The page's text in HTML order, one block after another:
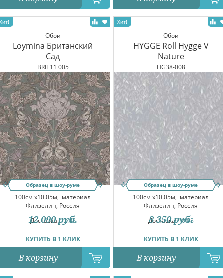
Обои
Loymina Британский
Сад
BRIT11 005
Образец в шоу-руме
100см x10.05м, материал
Флизелин, Россия
Доставка:12.08
КУПИТЬ В 1 КЛИК
12 090 руб.
В корзину
Обои
HYGGE Roll Hygge V
Nature
HG38-008
Образец в шоу-руме
100см x10.05м, материал
Флизелин, Россия
Доставка:10.08
КУПИТЬ В 1 КЛИК
8 350 руб.
В корзину